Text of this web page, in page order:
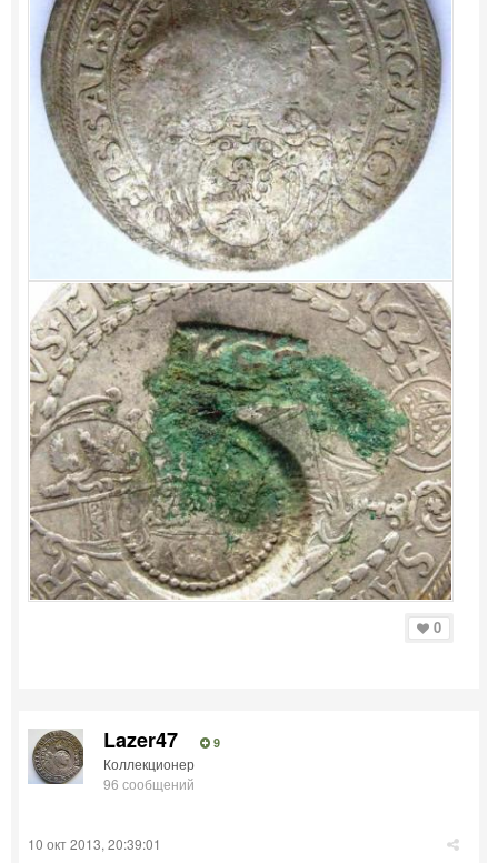
0
Lazer47 9
Коллекционер
96 сообщений
10 окт 2013, 20:39:01